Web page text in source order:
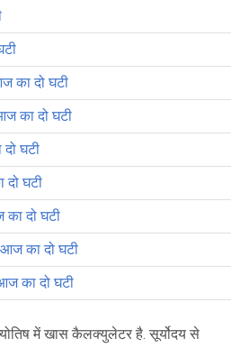
का दो घटी
का दो घटी
घटी
दो घटी
दो घटी
का दो घटी
का दो घटी
में खास कैलक्युलेटर है. सूर्योदय से